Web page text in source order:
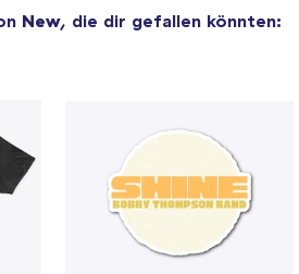
New, die dir gefallen könnten: